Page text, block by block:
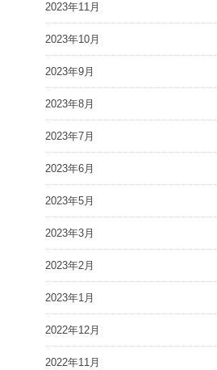
2023年11月
2023年10月
2023年9月
2023年8月
2023年7月
2023年6月
2023年5月
2023年3月
2023年2月
2023年1月
2022年12月
2022年11月